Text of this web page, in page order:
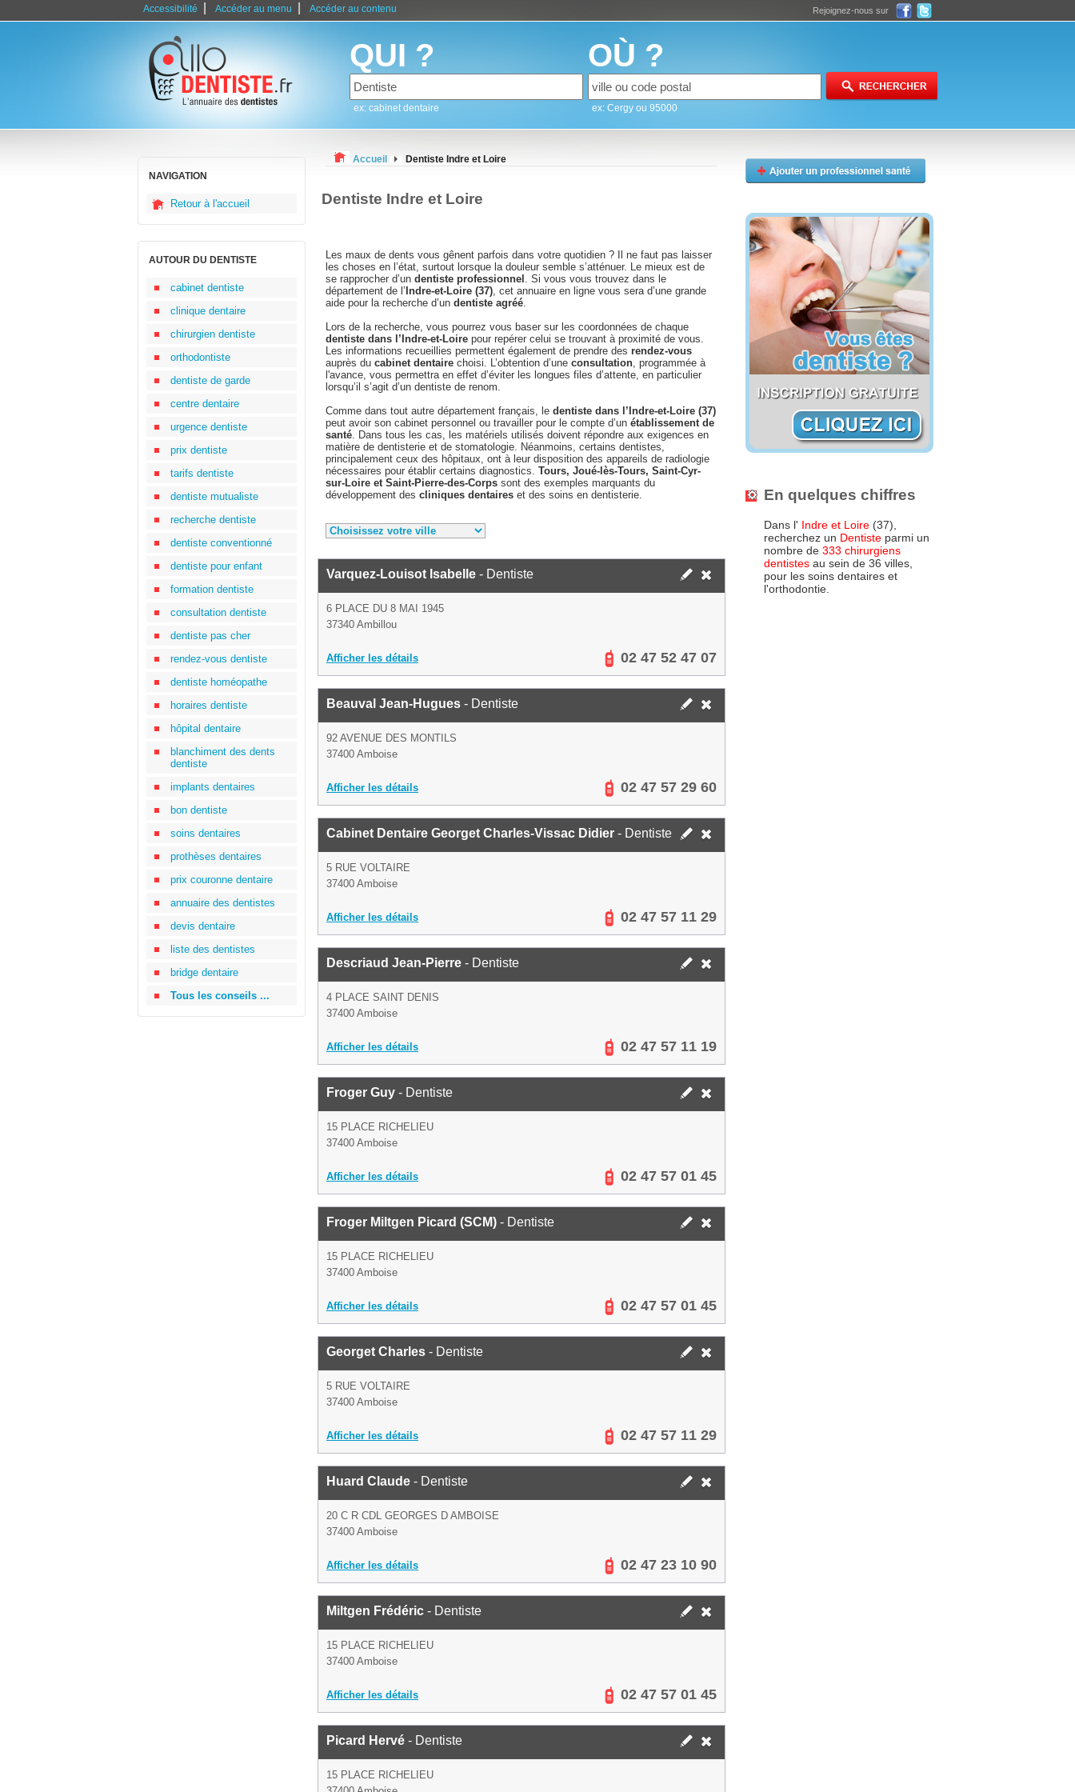
Accessibilité Accéder au menu Accéder au contenu Rejoignez-nous sur
QUI ?
ex: cabinet dentaire
OÙ ?
ex: Cergy ou 95000
NAVIGATION
Retour à l'accueil
AUTOUR DU DENTISTE
cabinet dentiste
clinique dentaire
chirurgien dentiste
orthodontiste
dentiste de garde
centre dentaire
urgence dentiste
prix dentiste
tarifs dentiste
dentiste mutualiste
recherche dentiste
dentiste conventionné
dentiste pour enfant
formation dentiste
consultation dentiste
dentiste pas cher
rendez-vous dentiste
dentiste homéopathe
horaires dentiste
hôpital dentaire
blanchiment des dents
dentiste
implants dentaires
bon dentiste
soins dentaires
prothèses dentaires
prix couronne dentaire
annuaire des dentistes
devis dentaire
liste des dentistes
bridge dentaire
Tous les conseils ...
Accueil Dentiste Indre et Loire
Dentiste Indre et Loire
Les maux de dents vous gênent parfois dans votre quotidien ? Il ne faut pas laisser
les choses en l’état, surtout lorsque la douleur semble s’atténuer. Le mieux est de
se rapprocher d’un dentiste professionnel . Si vous vous trouvez dans le
département de l’ Indre-et-Loire (37), cet annuaire en ligne vous sera d’une grande
aide pour la recherche d’un dentiste agréé.
Lors de la recherche, vous pourrez vous baser sur les coordonnées de chaque
dentiste dans l’Indre-et-Loire pour repérer celui se trouvant à proximité de vous.
Les informations recueillies permettent également de prendre des rendez-vous
auprès du cabinet dentaire choisi. L’obtention d’une consultation, programmée à
l'avance, vous permettra en effet d’éviter les longues files d’attente, en particulier
lorsqu’il s’agit d’un dentiste de renom.
Comme dans tout autre département français, le dentiste dans l’Indre-et-Loire (37)
peut avoir son cabinet personnel ou travailler pour le compte d’un établissement de
santé. Dans tous les cas, les matériels utilisés doivent répondre aux exigences en
matière de dentisterie et de stomatologie. Néanmoins, certains dentistes,
principalement ceux des hôpitaux, ont à leur disposition des appareils de radiologie
nécessaires pour établir certains diagnostics. Tours, Joué-lès-Tours, Saint-Cyr-
sur-Loire et Saint-Pierre-des-Corps sont des exemples marquants du
développement des cliniques dentaires et des soins en dentisterie.
Varquez-Louisot Isabelle - Dentiste
6 PLACE DU 8 MAI 1945
37340 Ambillou
Afficher les détails 02 47 52 47 07
Beauval Jean-Hugues - Dentiste
92 AVENUE DES MONTILS
37400 Amboise
Afficher les détails 02 47 57 29 60
Cabinet Dentaire Georget Charles-Vissac Didier - Dentiste
5 RUE VOLTAIRE
37400 Amboise
Afficher les détails 02 47 57 11 29
Descriaud Jean-Pierre - Dentiste
4 PLACE SAINT DENIS
37400 Amboise
Afficher les détails 02 47 57 11 19
Froger Guy - Dentiste
15 PLACE RICHELIEU
37400 Amboise
Afficher les détails 02 47 57 01 45
Froger Miltgen Picard (SCM) - Dentiste
15 PLACE RICHELIEU
37400 Amboise
Afficher les détails 02 47 57 01 45
Georget Charles - Dentiste
5 RUE VOLTAIRE
37400 Amboise
Afficher les détails 02 47 57 11 29
Huard Claude - Dentiste
20 C R CDL GEORGES D AMBOISE
37400 Amboise
Afficher les détails 02 47 23 10 90
Miltgen Frédéric - Dentiste
15 PLACE RICHELIEU
37400 Amboise
Afficher les détails 02 47 57 01 45
Picard Hervé - Dentiste
15 PLACE RICHELIEU
En quelques chiffres
Dans l' Indre et Loire (37),
recherchez un Dentiste parmi un
nombre de 333 chirurgiens
dentistes au sein de 36 villes,
pour les soins dentaires et
l'orthodontie.